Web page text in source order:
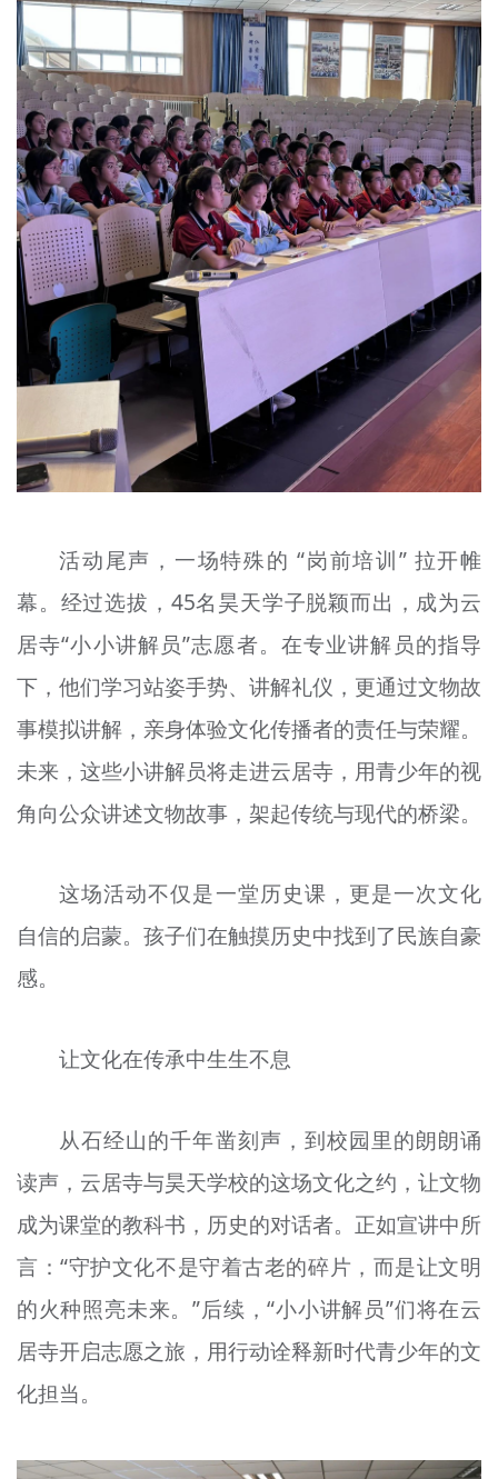
活动尾声，一场特殊的 “岗前培训” 拉开帷
幕。经过选拔，45名昊天学子脱颖而出，成为云
居寺“小小讲解员”志愿者。在专业讲解员的指导
下，他们学习站姿手势、讲解礼仪，更通过文物故
事模拟讲解，亲身体验文化传播者的责任与荣耀。
未来，这些小讲解员将走进云居寺，用青少年的视
角向公众讲述文物故事，架起传统与现代的桥梁。
这场活动不仅是一堂历史课，更是一次文化
自信的启蒙。孩子们在触摸历史中找到了民族自豪
感。
让文化在传承中生生不息
从石经山的千年凿刻声，到校园里的朗朗诵
读声，云居寺与昊天学校的这场文化之约，让文物
成为课堂的教科书，历史的对话者。正如宣讲中所
言：“守护文化不是守着古老的碎片，而是让文明
的火种照亮未来。”后续，“小小讲解员”们将在云
居寺开启志愿之旅，用行动诠释新时代青少年的文
化担当。